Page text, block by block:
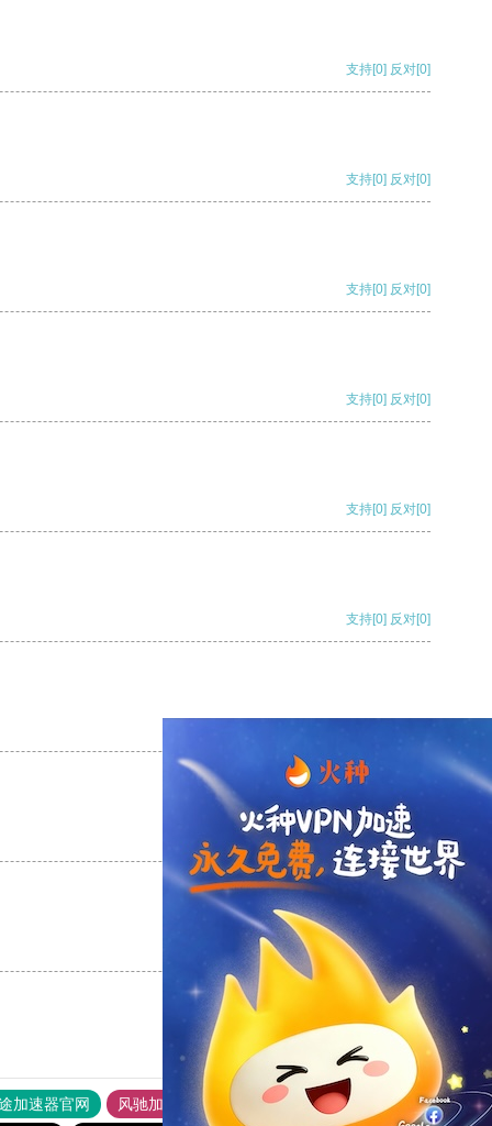
支持[0] 反对[0]
支持[0] 反对[0]
支持[0] 反对[0]
支持[0] 反对[0]
支持[0] 反对[0]
支持[0] 反对[0]
支持 [0] 反对 [0]
支持
加速器官网 风驰加速器 旋风加速器